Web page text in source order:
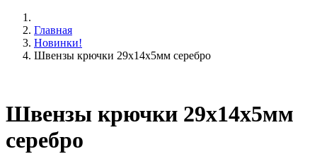
Главная
Новинки!
Швензы крючки 29х14х5мм серебро
Швензы крючки 29х14х5мм
серебро